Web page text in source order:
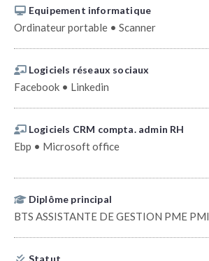
Equipement informatique
Ordinateur portable • Scanner
Logiciels réseaux sociaux
Facebook • Linkedin
Logiciels CRM compta. admin RH
Ebp • Microsoft office
Diplôme principal
BTS ASSISTANTE DE GESTION PME PMI
Statut